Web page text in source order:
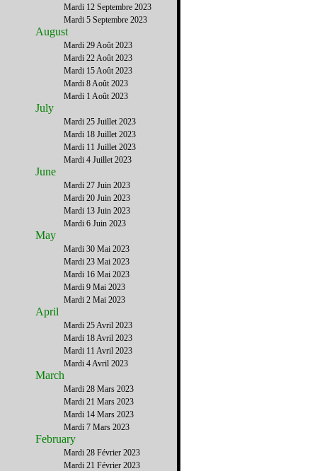
Mardi 12 Septembre 2023
Mardi 5 Septembre 2023
August
Mardi 29 Août 2023
Mardi 22 Août 2023
Mardi 15 Août 2023
Mardi 8 Août 2023
Mardi 1 Août 2023
July
Mardi 25 Juillet 2023
Mardi 18 Juillet 2023
Mardi 11 Juillet 2023
Mardi 4 Juillet 2023
June
Mardi 27 Juin 2023
Mardi 20 Juin 2023
Mardi 13 Juin 2023
Mardi 6 Juin 2023
May
Mardi 30 Mai 2023
Mardi 23 Mai 2023
Mardi 16 Mai 2023
Mardi 9 Mai 2023
Mardi 2 Mai 2023
April
Mardi 25 Avril 2023
Mardi 18 Avril 2023
Mardi 11 Avril 2023
Mardi 4 Avril 2023
March
Mardi 28 Mars 2023
Mardi 21 Mars 2023
Mardi 14 Mars 2023
Mardi 7 Mars 2023
February
Mardi 28 Février 2023
Mardi 21 Février 2023